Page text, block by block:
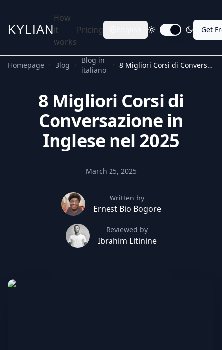
KYLIAN
How
it
works
Pricing Toggle dark mode
Get
Homepage Blog
Blog in
italiano
8 Migliori Corsi di Conversazione in Inglese nel 2025
8 Migliori Corsi di
Conversazione in
Inglese nel 2025
March 25, 2025
Written by
Ernest Bio Bogore
Reviewed by
Ibrahim Litinine